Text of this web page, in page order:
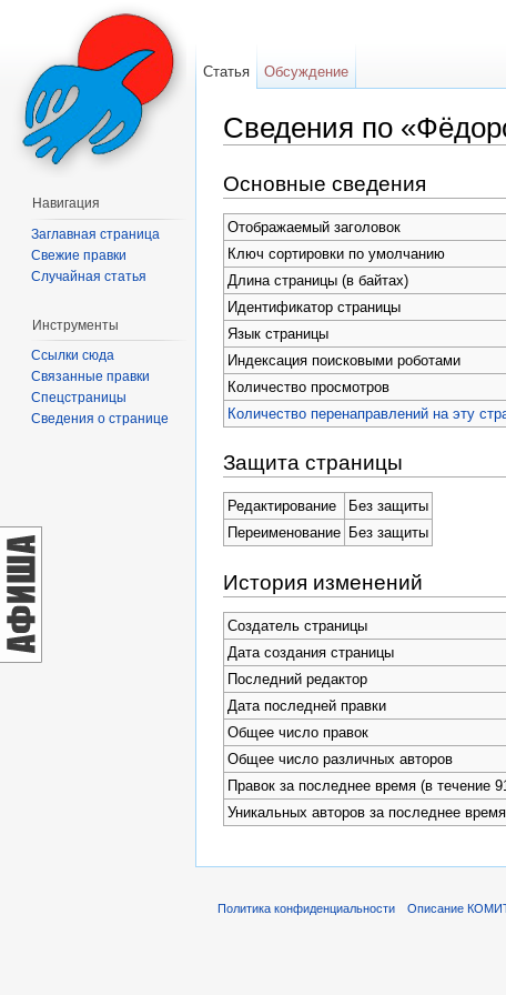
Сведения по
Основные сведения
Отображаемый заголовок
Ключ сортировки по умолчанию
Длина страницы (в байтах)
Идентификатор страницы
Язык страницы
Индексация поисковыми роботами
Количество просмотров
Количество перенаправлений на эту
Защита страницы
Редактирование
Без защиты
Переименование
Без защиты
История изменений
Создатель страницы
Дата создания страницы
Последний редактор
Дата последней правки
Общее число правок
Общее число различных авторов
Правок за последнее время (в течение
Уникальных авторов за последнее время
Статья Обсуждение
Навигация
Заглавная страница
Свежие правки
Случайная статья
Инструменты
Ссылки сюда
Связанные правки
Спецстраницы
Сведения о странице
Политика конфиденциальности Описание